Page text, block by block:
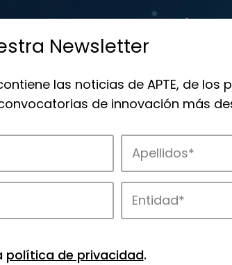
de APTE en toda España.
Newsletter
las noticias de APTE, de
de innovación más
política de privacidad.